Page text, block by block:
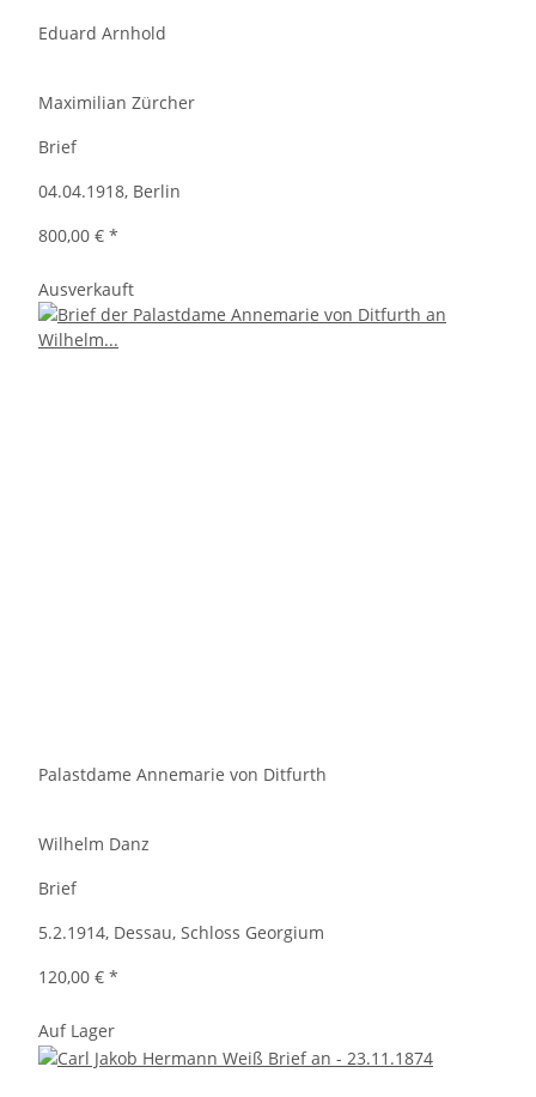
Eduard Arnhold
Maximilian Zürcher
Brief
04.04.1918, Berlin
800,00 € *
Ausverkauft
Palastdame Annemarie von Ditfurth
Wilhelm Danz
Brief
5.2.1914, Dessau, Schloss Georgium
120,00 € *
Auf Lager